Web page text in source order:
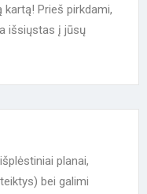
kartą! Prieš pirkdami,
išsiųstas į jūsų
planai,
bei galimi